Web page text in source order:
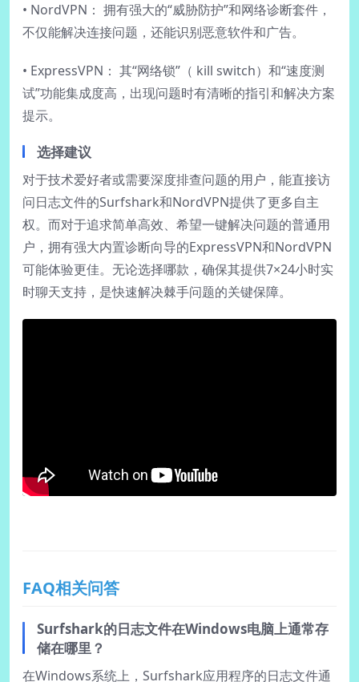
• NordVPN： 拥有强大的“威胁防护”和网络诊断套件，
不仅能解决连接问题，还能识别恶意软件和广告。
• ExpressVPN： 其“网络锁”（ kill switch）和“速度测
试”功能集成度高，出现问题时有清晰的指引和解决方案
提示。
选择建议
对于技术爱好者或需要深度排查问题的用户，能直接访
问日志文件的Surfshark和NordVPN提供了更多自主
权。而对于追求简单高效、希望一键解决问题的普通用
户，拥有强大内置诊断向导的ExpressVPN和NordVPN
可能体验更佳。无论选择哪款，确保其提供7×24小时实
时聊天支持，是快速解决棘手问题的关键保障。
FAQ相关问答
Surfshark的日志文件在Windows电脑上通常存
储在哪里？
在Windows系统上，Surfshark应用程序的日志文件通